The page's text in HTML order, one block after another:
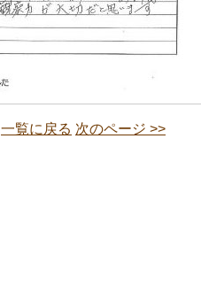
一覧に戻る 次のページ >>